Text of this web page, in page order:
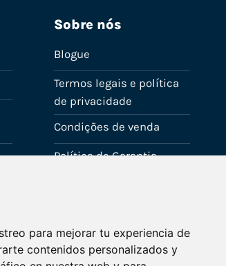
para mejorar tu experiencia de
contenidos personalizados y
Sobre nós
Blogue
Termos legais e política
de privacidade
Condições de venda
Política de Garantia
Fale connosco